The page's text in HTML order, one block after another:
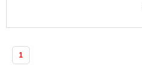
1